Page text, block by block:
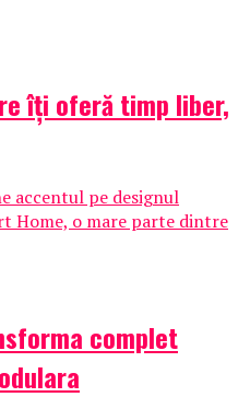
îți oferă timp liber,
accentul pe designul
Home, o mare parte dintre
complet